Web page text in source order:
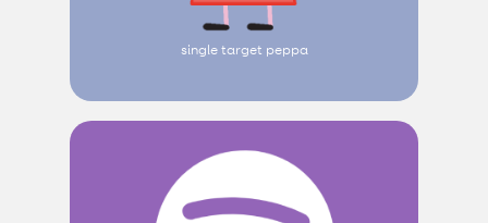
single target peppa